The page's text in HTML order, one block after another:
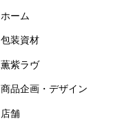
ホーム
包装資材
薫紫ラヴ
商品企画・デザイン
店舗